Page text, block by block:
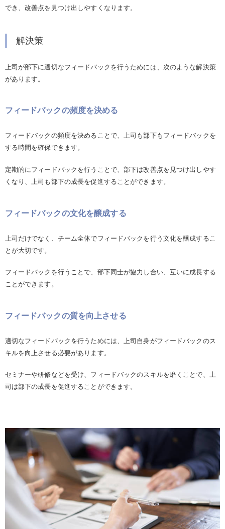
でき、改善点を見つけ出しやすくなります。
解決策
上司が部下に適切なフィードバックを行うためには、次のような解決策
があります。
フィードバックの頻度を決める
フィードバックの頻度を決めることで、上司も部下もフィードバックを
する時間を確保できます。
定期的にフィードバックを行うことで、部下は改善点を見つけ出しやす
くなり、上司も部下の成長を促進することができます。
フィードバックの文化を醸成する
上司だけでなく、チーム全体でフィードバックを行う文化を醸成するこ
とが大切です。
フィードバックを行うことで、部下同士が協力し合い、互いに成長する
ことができます。
フィードバックの質を向上させる
適切なフィードバックを行うためには、上司自身がフィードバックのス
キルを向上させる必要があります。
セミナーや研修などを受け、フィードバックのスキルを磨くことで、上
司は部下の成長を促進することができます。